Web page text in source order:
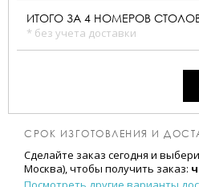
ИТОГО ЗА 4 НОМЕРОВ
* без учета доставки
СРОК ИЗГОТОВЛЕНИЯ И
Сделайте заказ сегодня и
Москва), чтобы получить заказ: